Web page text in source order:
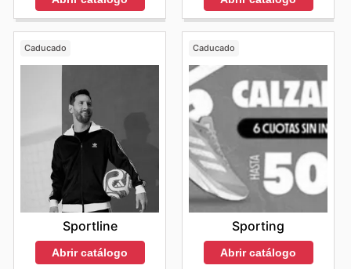
Caducado
Sportline
Abrir catálogo
Caducado
Sporting
Abrir catálogo